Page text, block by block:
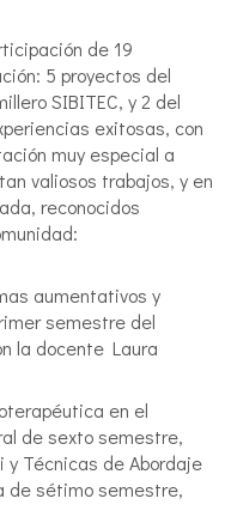
de 19
5 proyectos del
SIBITEC, y 2 del
exitosas, con
muy especial a
valiosos trabajos, y en
reconocidos
aumentativos y
semestre del
la docente Laura
en el
de sexto semestre,
Técnicas de Abordaje
de sétimo semestre,